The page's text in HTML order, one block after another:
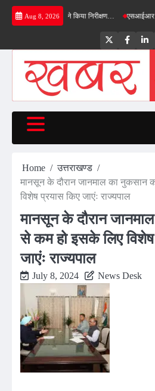
Skip
Aug 8, 2026
का डीएम ने किया निरीक्षण… एसआईआर शिविरों का
Twitter
Home
उत्तराखण्ड
मानसून के दौरान जानमाल का नुकसान
विशेष प्रयास किए जाएंः राज्यपाल
मानसून के दौरान
से कम हो इसके लिए
जाएंः राज्यपाल
July 8, 2024 News Desk